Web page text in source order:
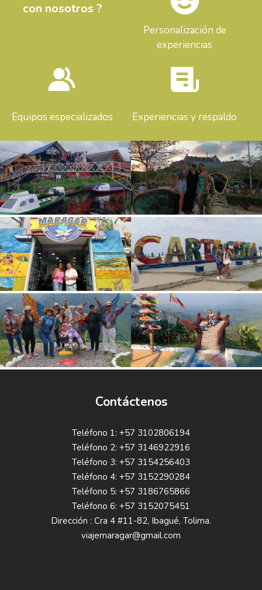
con nosotros ?
Personalización de
experiencias
Equipos especializados Experiencias y respaldo
Contáctenos
Teléfono 1: +57 3102806194
Teléfono 2: +57 3146922916
Teléfono 3: +57 3154256403
Teléfono 4: +57 3152290284
Teléfono 5: +57 3186765866
Teléfono 6: +57 3152075451
Dirección : Cra 4 #11-82, Ibagué, Tolima.
viajemaragar@gmail.com